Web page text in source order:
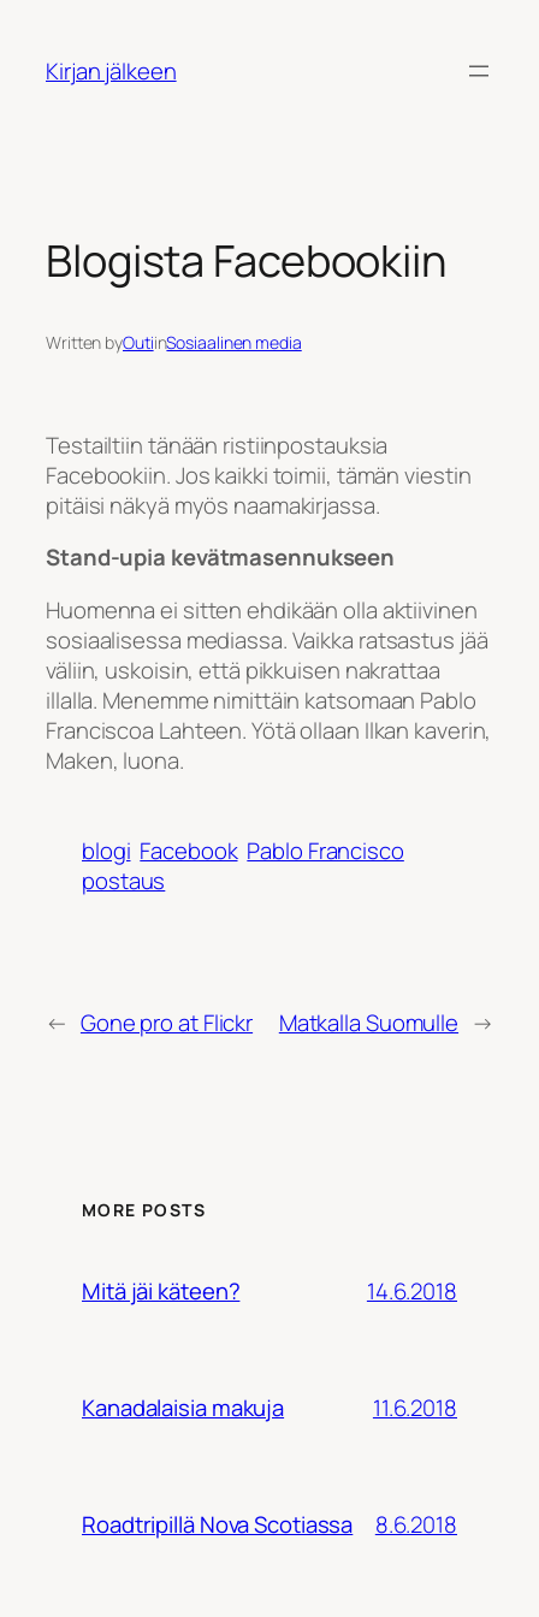
Kirjan jälkeen
Blogista Facebookiin
Written byOutiinSosiaalinen media
Testailtiin tänään ristiinpostauksia
Facebookiin. Jos kaikki toimii, tämän viestin
pitäisi näkyä myös naamakirjassa.
Stand-upia kevätmasennukseen
Huomenna ei sitten ehdikään olla aktiivinen
sosiaalisessa mediassa. Vaikka ratsastus jää
väliin, uskoisin, että pikkuisen nakrattaa
illalla. Menemme nimittäin katsomaan Pablo
Franciscoa Lahteen. Yötä ollaan Ilkan kaverin,
Maken, luona.
blogi Facebook Pablo Francisco
postaus
← Gone pro at Flickr Matkalla Suomulle →
MORE POSTS
Mitä jäi käteen? 14.6.2018
Kanadalaisia makuja 11.6.2018
Roadtripillä Nova Scotiassa 8.6.2018